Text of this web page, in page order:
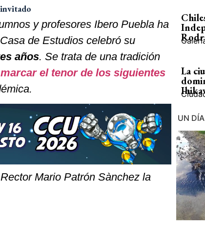
y profesores Ibero Puebla ha
de Estudios celebró su
años. Se trata de una tradición
marcar el tenor de los siguientes
Mario Patrón Sànchez la
La
UN